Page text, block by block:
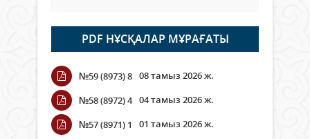
Open Air: Қызылорда облысы
полиция департаменті 20
мыңнан астам көрерменнің
қауіпсіздігін қамтамасыз етті
06 тамыз 2026 ж.
Wi-Fi ҚАБЫРҒА АРҚЫЛЫ ҚАЛАЙ
ӨТЕДІ?
PDF НҰСҚАЛАР МҰРАҒАТЫ
№59 (8973) 8 08 тамыз 2026 ж.
№58 (8972) 4 04 тамыз 2026 ж.
№57 (8971) 1
01 тамыз 2026 ж.